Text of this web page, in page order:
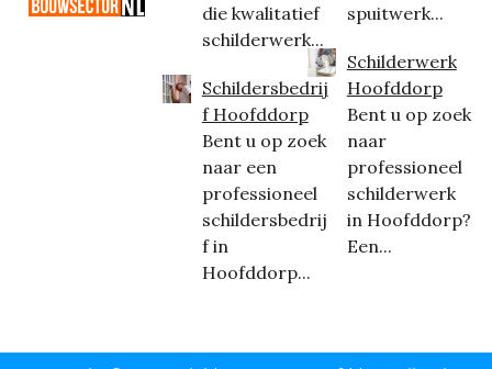
die kwalitatief
schilderwerk...
Schildersbedrij
f Hoofddorp
Bent u op zoek
naar een
professioneel
schildersbedrij
f in
Hoofddorp...
spuitwerk...
Schilderwerk
Hoofddorp
Bent u op zoek
naar
professioneel
schilderwerk
in Hoofddorp?
Een...